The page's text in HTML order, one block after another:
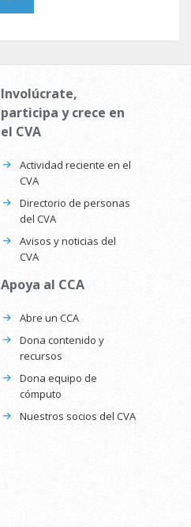
Involúcrate,
participa y crece en
el CVA
Actividad reciente en el
CVA
Directorio de personas
del CVA
Avisos y noticias del
CVA
Apoya al CCA
Abre un CCA
Dona contenido y
recursos
Dona equipo de
cómputo
Nuestros socios del CVA